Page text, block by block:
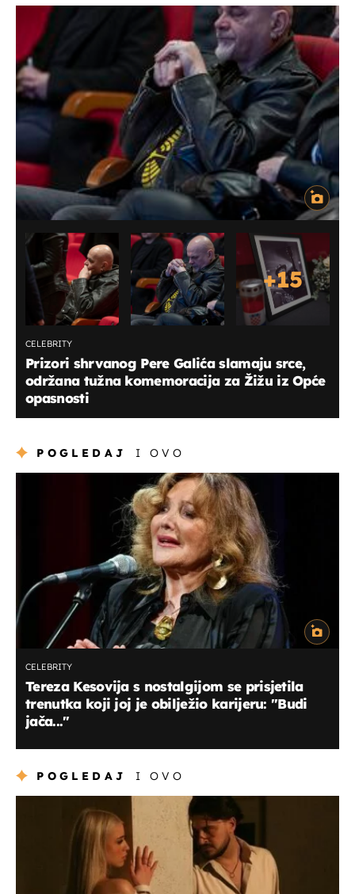
+15
CELEBRITY
Prizori shrvanog Pere Galića slamaju srce,
održana tužna komemoracija za Žižu iz Opće
opasnosti
POGLEDAJ I OVO
CELEBRITY
Tereza Kesovija s nostalgijom se prisjetila
trenutka koji joj je obilježio karijeru: "Budi
jača..."
POGLEDAJ I OVO